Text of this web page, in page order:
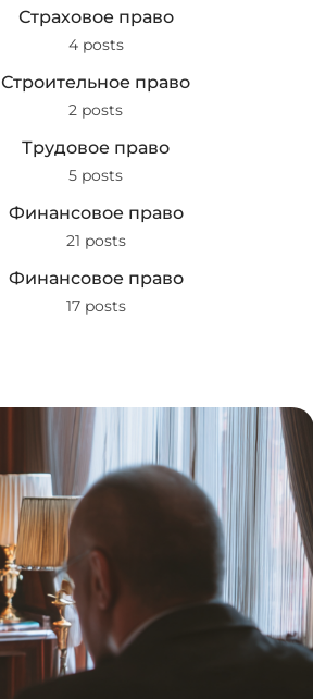
Страховое право
4 posts
Строительное право
2 posts
Трудовое право
5 posts
Финансовое право
21 posts
Финансовое право
17 posts